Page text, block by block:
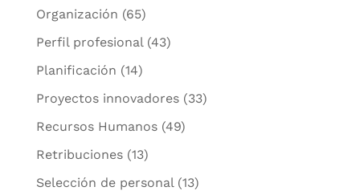
Organización (65)
Perfil profesional(43)
Planificación (14)
Proyectos innovadores(33)
Recursos Humanos(49)
Retribuciones(13)
Selección de personal(13)